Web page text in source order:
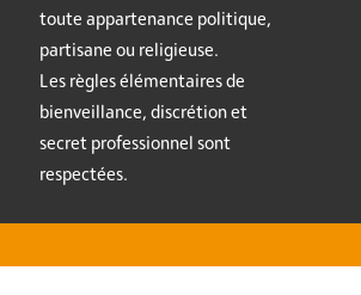
toute appartenance politique,
partisane ou religieuse.
Les règles élémentaires de
bienveillance, discrétion et
secret professionnel sont
respectées.